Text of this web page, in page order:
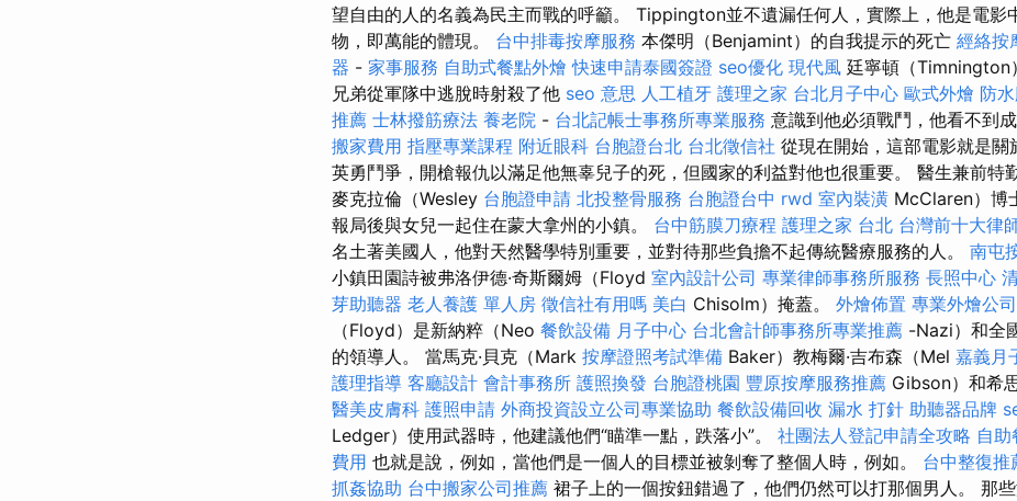
望自由的人的名義為民主而戰的呼籲。 Tippington並不遺漏任何人，實際上，他是電影
物，即萬能的體現。 台中排毒按摩服務 本傑明（Benjamint）的自我提示的死亡 經絡按
器 - 家事服務 自助式餐點外燴 快速申請泰國簽證 seo優化 現代風 廷寧頓（Timnington
兄弟從軍隊中逃脫時射殺了他 seo 意思 人工植牙 護理之家 台北月子中心 歐式外燴 防
推薦 士林撥筋療法 養老院 - 台北記帳士事務所專業服務 意識到他必須戰鬥，他看不到成
搬家費用 指壓專業課程 附近眼科 台胞證台北 台北徵信社 從現在開始，這部電影就是關
英勇鬥爭，開槍報仇以滿足他無辜兒子的死，但國家的利益對他也很重要。 醫生兼前特
麥克拉倫（Wesley 台胞證申請 北投整骨服務 台胞證台中 rwd 室內裝潢 McClaren）博
報局後與女兒一起住在蒙大拿州的小鎮。 台中筋膜刀療程 護理之家 台北 台灣前十大律
名土著美國人，他對天然醫學特別重要，並對待那些負擔不起傳統醫療服務的人。 南屯
小鎮田園詩被弗洛伊德·奇斯爾姆（Floyd 室內設計公司 專業律師事務所服務 長照中心
芽助聽器 老人養護 單人房 徵信社有用嗎 美白 Chisolm）掩蓋。 外燴佈置 專業外燴公
（Floyd）是新納粹（Neo 餐飲設備 月子中心 台北會計師事務所專業推薦 -Nazi）和全
的領導人。 當馬克·貝克（Mark 按摩證照考試準備 Ba​​ker）教梅爾·吉布森（Mel 嘉義月
護理指導 客廳設計 會計事務所 護照換發 台胞證桃園 豐原按摩服務推薦 Gibson）和希
醫美皮膚科 護照申請 外商投資設立公司專業協助 餐飲設備回收 漏水 打針 助聽器品牌
Ledger）使用武器時，他建議他們“瞄準一點，跌落小”。 社團法人登記申請全攻略 自助
費用 也就是說，例如，當他們是一個人的目標並被剝奪了整個人時，例如。 台中整復推
抓姦協助 台中搬家公司推薦 裙子上的一個按鈕錯過了，他們仍然可以打那個男人。 那